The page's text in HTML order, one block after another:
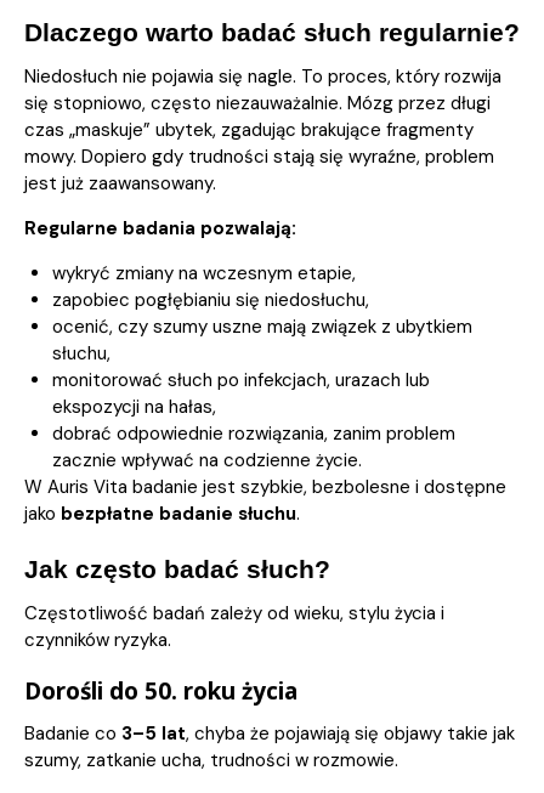
Dlaczego warto badać słuch regularnie?
Niedosłuch nie pojawia się nagle. To proces, który rozwija
się stopniowo, często niezauważalnie. Mózg przez długi
czas „maskuje” ubytek, zgadując brakujące fragmenty
mowy. Dopiero gdy trudności stają się wyraźne, problem
jest już zaawansowany.
Regularne badania pozwalają:
wykryć zmiany na wczesnym etapie,
zapobiec pogłębianiu się niedosłuchu,
ocenić, czy szumy uszne mają związek z ubytkiem
słuchu,
monitorować słuch po infekcjach, urazach lub
ekspozycji na hałas,
dobrać odpowiednie rozwiązania, zanim problem
zacznie wpływać na codzienne życie.
W Auris Vita badanie jest szybkie, bezbolesne i dostępne
jako bezpłatne badanie słuchu.
Jak często badać słuch?
Częstotliwość badań zależy od wieku, stylu życia i
czynników ryzyka.
Dorośli do 50. roku życia
Badanie co 3–5 lat, chyba że pojawiają się objawy takie jak
szumy, zatkanie ucha, trudności w rozmowie.